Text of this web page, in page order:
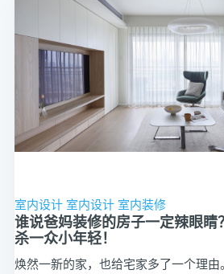
室内设计 室内设计 室内装修
谁说爸妈装修的房子一定辣眼睛
杀一众小年轻！
焕然一新的家，也给宅家多了一个理由